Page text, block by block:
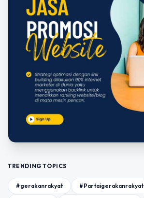
TRENDING TOPICS
#gerakanrakyat #Partaigerakanrakyat